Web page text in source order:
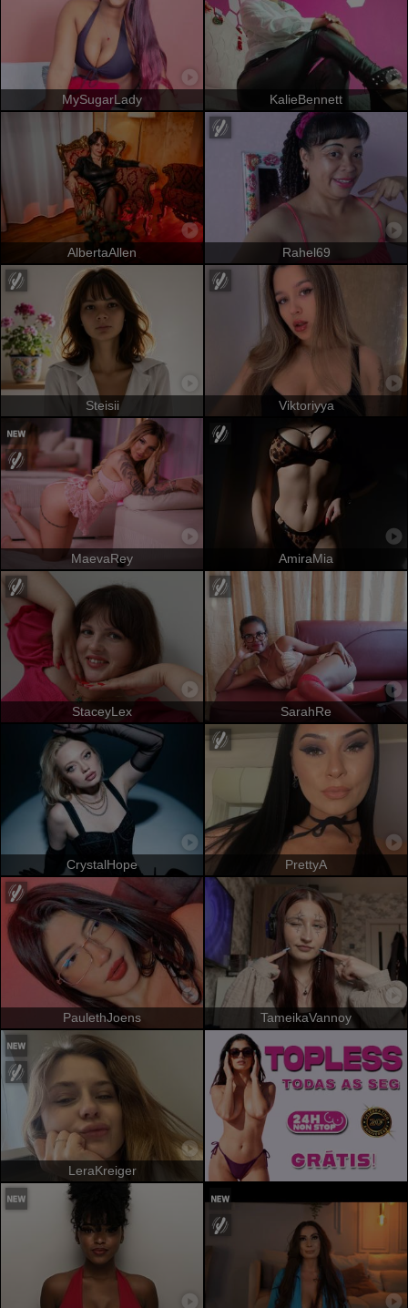
MySugarLady KalieBennett
AlbertaAllen Rahel69
Steisii Viktoriyya
MaevaRey AmiraMia
StaceyLex SarahRe
CrystalHope PrettyA
PaulethJoens TameikaVannoy
LeraKreiger